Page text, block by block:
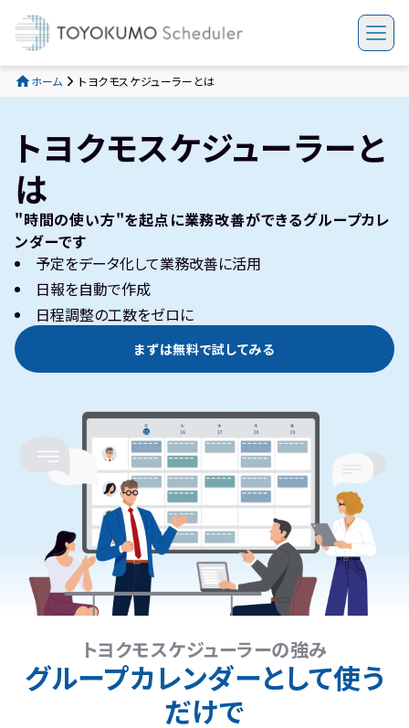
ホーム トヨクモスケジューラーとは
トヨクモスケジューラーと
は
"時間の使い方"を起点に業務改善ができるグループカレ
ンダーです
予定をデータ化して業務改善に活用
日報を自動で作成
日程調整の工数をゼロに
まずは無料で試してみる
トヨクモスケジューラーの強み
グループカレンダーとして使う
だけで